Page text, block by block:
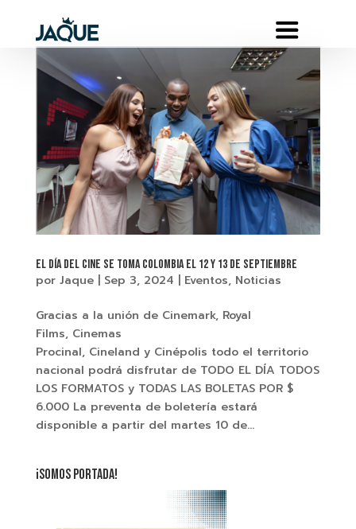
El día del cine se toma Colombia el 12 y 13 de septiembre
por Jaque| Sep 3, 2024 Eventos, Noticias
Gracias a la unión de Cinemark, Royal
Films, Cinemas
Procinal, Cineland y Cinépolis todo el territorio
nacional podrá disfrutar de TODO EL DÍA TODOS
LOS FORMATOS y TODAS LAS BOLETAS POR $
6.000 La preventa de boletería estará
disponible a partir del martes 10 de...
¡SOMOS PORTADA!